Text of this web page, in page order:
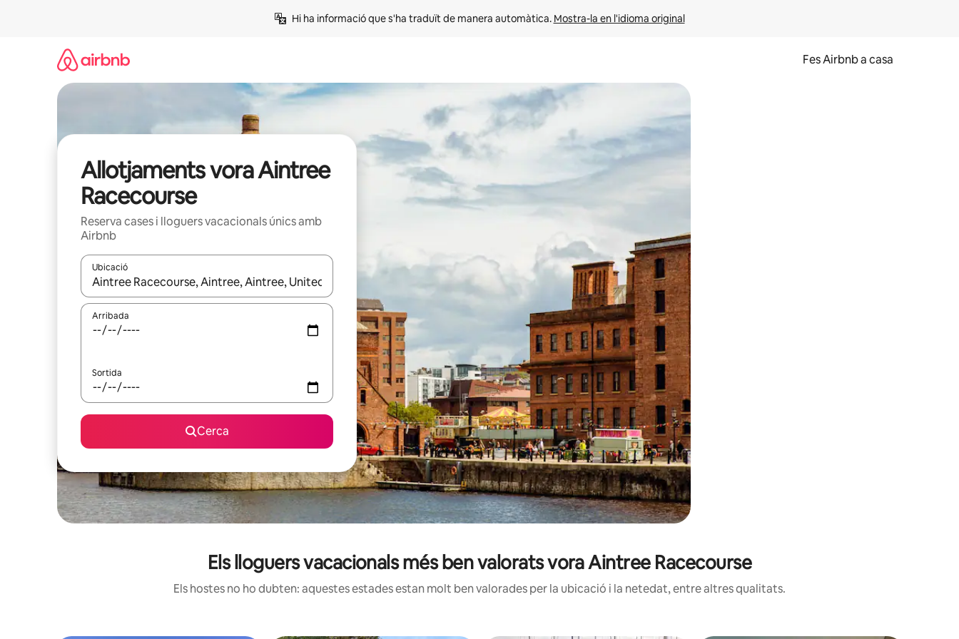
Hi ha informació que s'ha traduït de manera automàtica. Mostra-la en l'idioma original
Fes Airbnb a casa
Allotjaments vora Aintree
Racecourse
Reserva cases i lloguers vacacionals únics amb
Airbnb
Ubicació
Quan els resultats estiguin disponibles, podràs navegar-hi a través de les tecles de les fletxes (amunt i avall), o bé fent un toc a la pantalla o fent-hi lliscar el dit.
Arribada
Sortida
Cerca
Els lloguers vacacionals més ben valorats vora Aintree Racecourse
Els hostes no ho dubten: aquestes estades estan molt ben valorades per la ubicació i la netedat, entre altres qualitats.